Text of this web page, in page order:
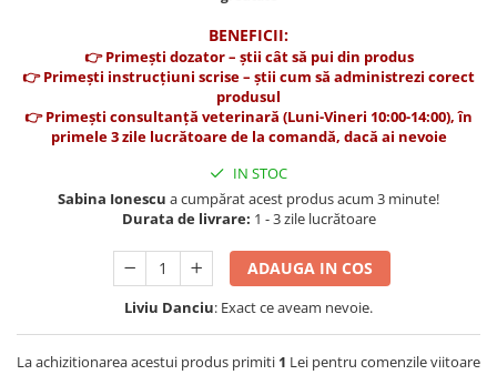
Suplimente și vitamine păsări și
Antidiareice
Gel antiinflamator
BENEFICII:
👉 Primești dozator – știi cât să pui din produs
👉 Primești instrucțiuni scrise – știi cum să administrezi corect
produsul
👉 Primești consultanță veterinară (Luni-Vineri 10:00-14:00), în
primele 3 zile lucrătoare de la comandă, dacă ai nevoie
IN STOC
Sabina Ionescu a cumpărat acest produs acum 3 minute!
Durata de livrare: 1 - 3 zile lucrătoare
ADAUGA IN COS
Liviu Danciu: Exact ce aveam nevoie.
La achizitionarea acestui produs primiti 1 Lei pentru comenzile viitoare